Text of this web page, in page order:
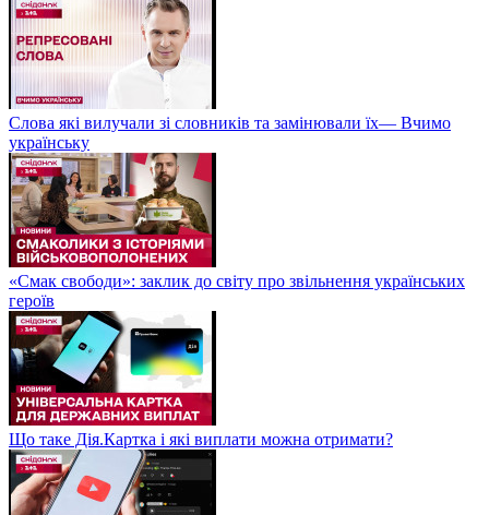
Слова які вилучали зі словників та замінювали їх— Вчимо
українську
«Смак свободи»: заклик до світу про звільнення українських
героїв
Що таке Дія.Картка і які виплати можна отримати?